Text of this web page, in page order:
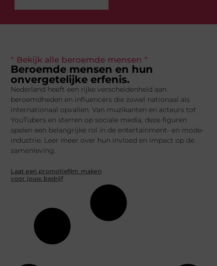
" Bekijk alle beroemde mensen "
Beroemde mensen en hun
onvergetelijke erfenis.
Nederland heeft een rijke verscheidenheid aan
beroemdheden en influencers die zowel nationaal als
internationaal opvallen. Van muzikanten en acteurs tot
YouTubers en sterren op sociale media, deze figuren
spelen een belangrijke rol in de entertainment- en mode-
industrie. Leer meer over hun invloed en impact op de
samenleving.
Laat een promotiefilm maken
voor jouw bedrijf